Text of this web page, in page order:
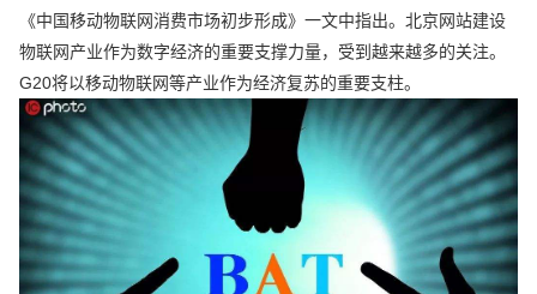
《中国移动物联网消费市场初步形成》一文中指出。北京网站建设
物联网产业作为数字经济的重要支撑力量，受到越来越多的关注。
G20将以移动物联网等产业作为经济复苏的重要支柱。